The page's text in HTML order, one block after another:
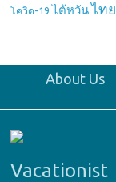
โควิด-19 ไต้หวัน ไท
About Us
Vacationist